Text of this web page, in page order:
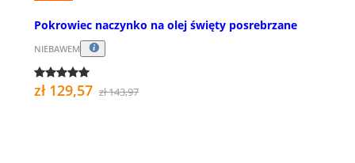
Pokrowiec naczynko na olej święty posrebrzane
NIEBAWEM
zł 129,57 zł 143,97